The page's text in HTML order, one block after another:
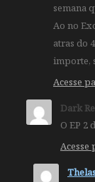
semana
Ao no
atras do
importe,
Acesse
Dark
O EP 2
Acesse